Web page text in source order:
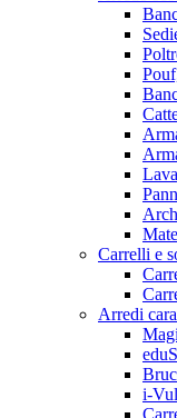
Carrelli e
Arredi
i-